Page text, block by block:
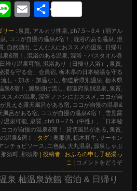
LineEmail
共
有
リー : 泉質, アルカリ性泉, ph7.5～8.4（弱アル
, ココが自慢の温泉&宿！, 混浴のある温泉, 混
, 自然湧出 , こんな人におススメの温泉, 日帰り
泉&宿！, 混浴のある温泉, 混浴・バスタオル巻
日帰り温泉可能, 混浴あり（日帰り入浴） , 泉質,
湯を守る会」会員宿, 栃木県の日本秘湯を守る
し・加水・加温なし , 都道府県別温泉, 栃木県
泉&宿！, 源泉掛け流し , 都道府県別温泉, 泉質,
スメの温泉, 混浴ファンにおススメ , ココが自
見える露天風呂がある宿, ココが自慢の温泉&
風呂がある宿, ココが自慢の温泉&宿！, 雪見露
温泉可能, 泉質, ph6.0～7.5（中性） ,
「日本秘
ココが自慢の温泉&宿！, 貸切風呂がある, 泉質,
温泉&宿！ タグ : 奥那須, 栃木和牛, サーモン
ンチョビソース , 二色鍋, 大丸温泉, 源泉しゃぶ
那須町, 那須郡
投稿者 : おふろの申し子秘湯っ
こ
コメントをどうぞ
泉 杣温泉旅館 宿泊 & 日帰り